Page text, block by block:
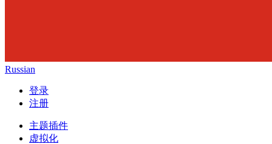
Russian
登录
注册
主题插件
虚拟化